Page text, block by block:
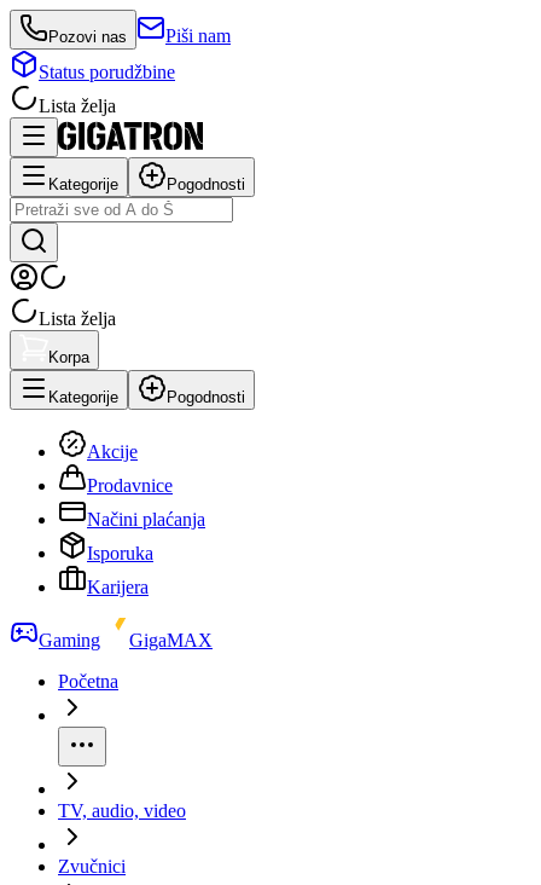
Pozovi nas
Piši nam
Status porudžbine
Lista želja
Kategorije Pogodnosti
Lista želja
Korpa
Kategorije Pogodnosti
Akcije
Prodavnice
Načini plaćanja
Isporuka
Karijera
Gaming
GigaMAX
Početna
TV, audio, video
Zvučnici